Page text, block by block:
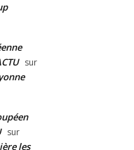
sur
sur
les